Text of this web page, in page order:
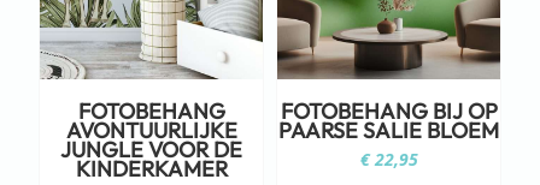
FOTOBEHANG
AVONTUURLIJKE
JUNGLE VOOR DE
KINDERKAMER
FOTOBEHANG BIJ OP
PAARSE SALIE BLOEM
€22,95